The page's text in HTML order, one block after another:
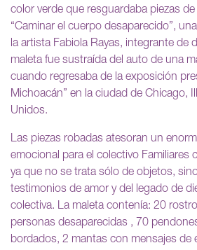
color verde que resguardaba piezas
“Caminar el cuerpo desaparecido”,
la artista Fabiola Rayas, integrante de
maleta fue sustraída del auto de una
cuando regresaba de la exposición
Michoacán” en la ciudad de Chicago,
Unidos.
Las piezas robadas atesoran un
emocional para el colectivo Familiares
ya que no se trata sólo de objetos,
testimonios de amor y del legado de
colectiva. La maleta contenía: 20
personas desaparecidas , 70
bordados, 2 mantas con mensajes de